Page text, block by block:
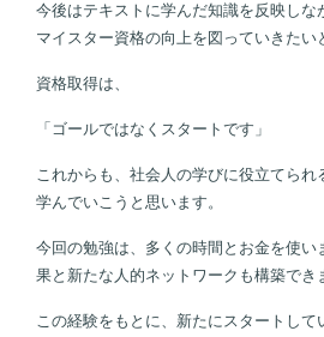
今後はテキストに学んだ知識を反映しな
マイスター資格の向上を図っていきたい
資格取得は、
「ゴールではなくスタートです」
これからも、社会人の学びに役立てられ
学んでいこうと思います。
今回の勉強は、多くの時間とお金を使い
果と新たな人的ネットワークも構築でき
この経験をもとに、新たにスタートして